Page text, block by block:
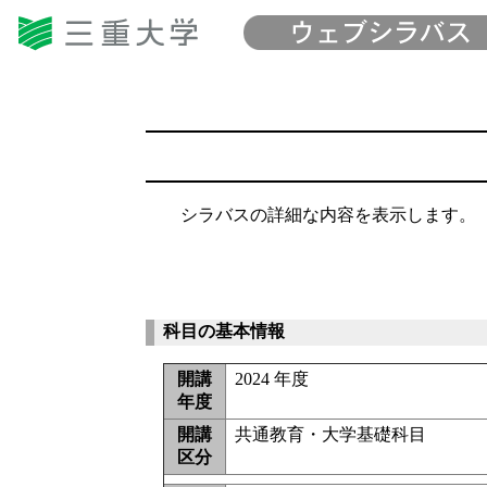
シラバスの詳細な内容を表示します。
科目の基本情報
開講
年度
2024 年度
開講
区分
共通教育・大学基礎科目